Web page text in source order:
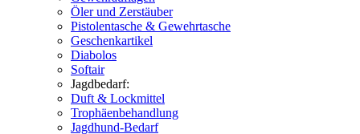
Öler und Zerstäuber
Pistolentasche & Gewehrtasche
Geschenkartikel
Diabolos
Softair
Jagdbedarf:
Duft & Lockmittel
Trophäenbehandlung
Jagdhund-Bedarf